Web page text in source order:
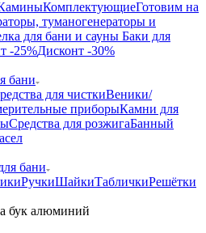
КомплектующиеГотовим на
туманогенераторы и
для бани и сауны Баки для
-25%Дисконт -30%
бани
для чисткиВеники/
приборыКамни для
Средства для розжигаБанный
бани
РучкиШайкиТабличкиРешётки
бук алюминий